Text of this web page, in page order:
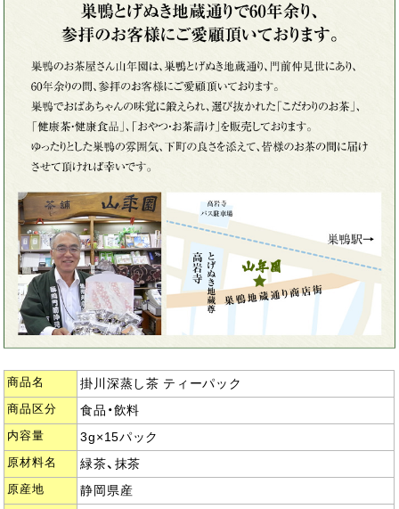
商品名 掛川深蒸し茶 ティーパック
商品区分 食品・飲料
内容量 3g×15パック
原材料名 緑茶、抹茶
原産地 静岡県産